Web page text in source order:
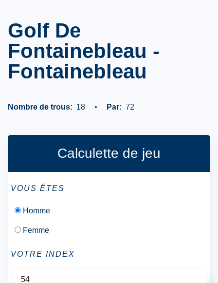
Golf De
Fontainebleau -
Fontainebleau
Nombre de trous: 18 Par: 72
Calculette de jeu
VOUS ÊTES
Homme
Femme
VOTRE INDEX